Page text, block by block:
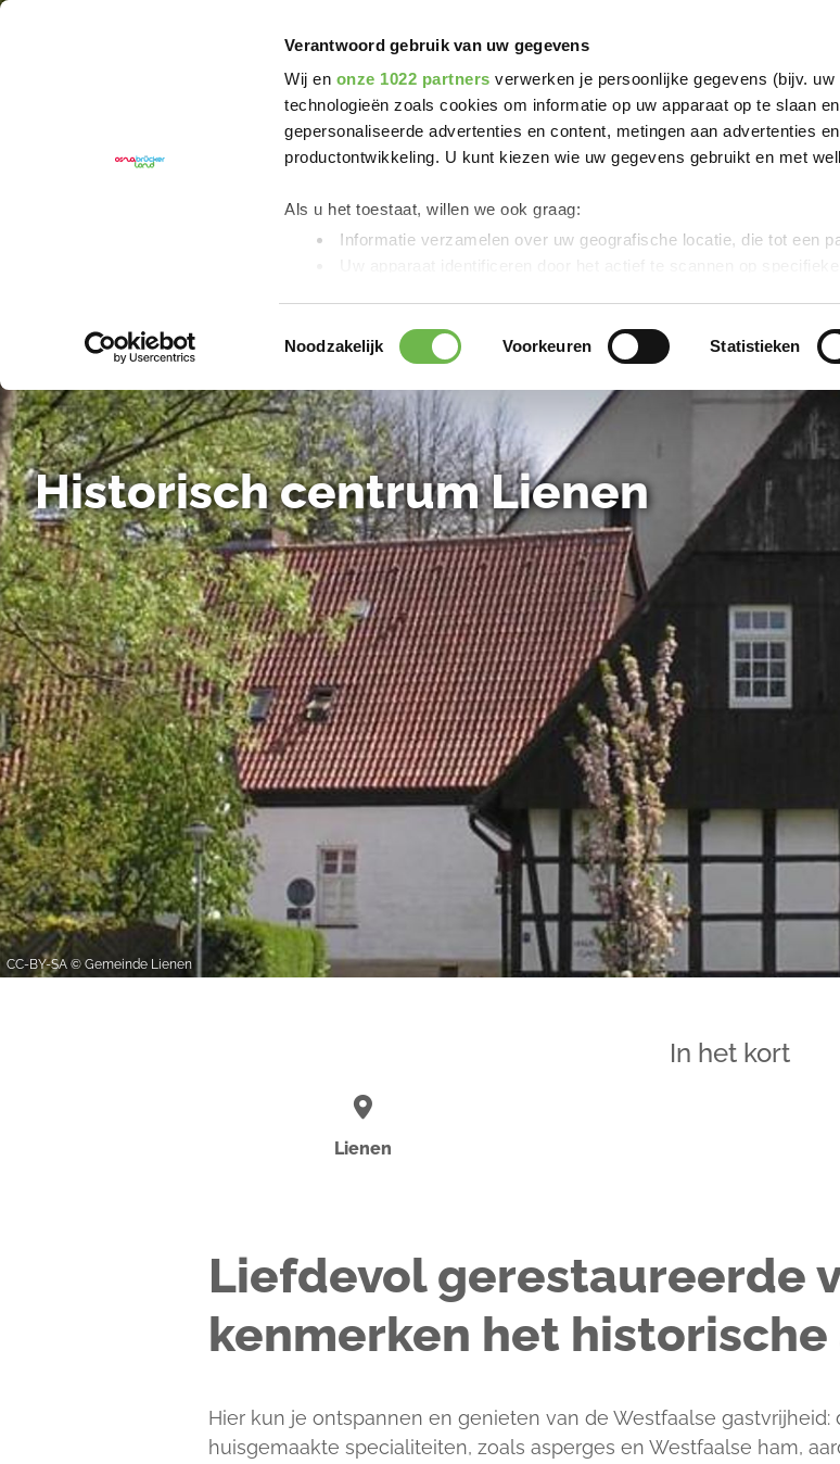
Verantwoord gebruik van uw gegevens
Wij en onze 1022 partners verwerken je persoonlijke gegevens (bijv.
technologieën zoals cookies om informatie op uw apparaat op te slaan
gepersonaliseerde advertenties en content, metingen aan advertenties
productontwikkeling. U kunt kiezen wie uw gegevens gebruikt en met
Als u het toestaat, willen we ook graag:
Informatie verzamelen over uw geografische locatie, die tot een
bieden en om ons websiteverkeer te analyseren.
Dank u voor uw
Kennisgeving van de verwerking van uw gegevens die op deze
YouTube worden verzameld:Door te klikken op "Accepteer graag alle"
„Statistieken“ of „Marketing“ aan te vinken en te klikken op "Selectie
ook mee in dat uw gegevens in de VS worden verwerkt in
DSGVO. De VS zijn door het Europees Hof van Justitie beoordeeld als
niveau van gegevensbescherming volgens EU-normen. In het bijzonder
gegevens door de Amerikaanse autoriteiten worden verwerkt voor
mogelijk ook zonder enig rechtsmiddel. Indien u op "Selectie handmatig
keuzevakken (voorkeuren, statistieken of marketing) hebt geselecteerd,
overdracht niet plaatsvinden. Voor meer informatie, zie onze
We geven u hier graag meer gedetailleerde informatie:
Privacybeleid
Toestemmingsselectie
Noodzakelijk Voorkeuren Statistieken
Historisch centrum Lienen
CC-BY-SA © Gemeinde Lienen
In het kort
Lienen
Liefdevol gerestaureerde
kenmerken het historische
Hier kun je ontspannen en genieten van de Westfaalse
huisgemaakte specialiteiten, zoals asperges en Westfaalse ham,